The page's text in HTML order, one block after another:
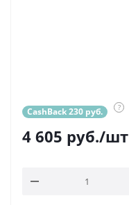
CashBack 230 руб. ?
4 605 руб./шт